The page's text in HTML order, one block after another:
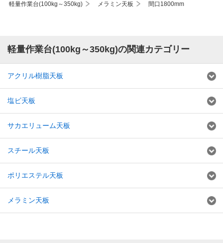
軽量作業台(100kg～350kg)
メラミン天板 間口1800mm
軽量作業台(100kg～350kg)の関連カテゴリー
アクリル樹脂天板
塩ビ天板
サカエリューム天板
スチール天板
ポリエステル天板
メラミン天板